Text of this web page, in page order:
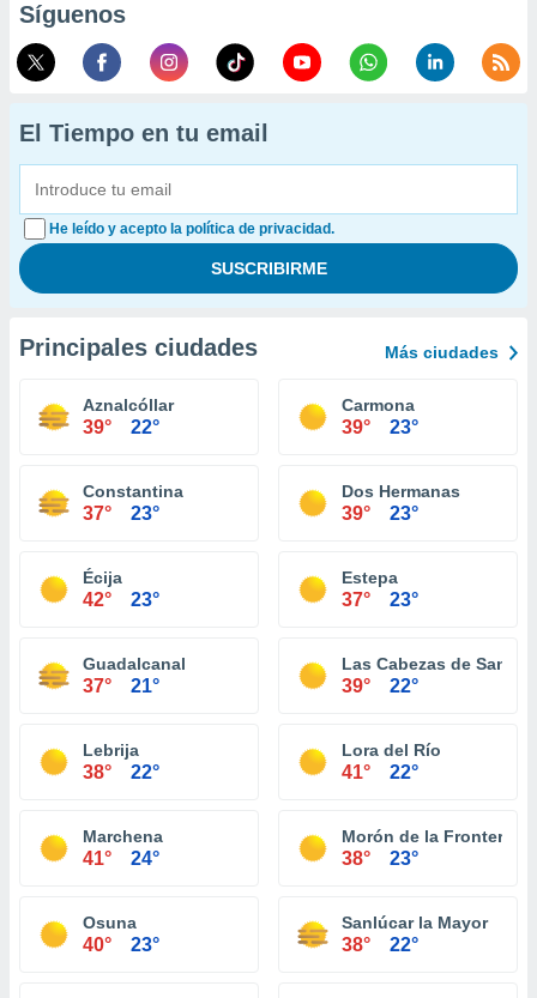
Síguenos
El Tiempo en tu email
He leído y acepto la política de privacidad.
Principales ciudades Más ciudades
Aznalcóllar
39° 22°
Carmona
39° 23°
Constantina
37° 23°
Dos Hermanas
39° 23°
Écija
42° 23°
Estepa
37° 23°
Guadalcanal
37° 21°
Las Cabezas de San
39° 22°
Lebrija
38° 22°
Lora del Río
41° 22°
Marchena
41° 24°
Morón de la Frontera
38° 23°
Osuna
40° 23°
Sanlúcar la Mayor
38° 22°